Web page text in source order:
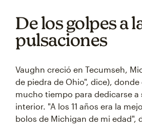
De los golpes a
pulsaciones
Vaughn creció en Tecumseh,
de piedra de Ohio", dice),
mucho tiempo para dedicarse a
interior. "A los 11 años era la
bolos de Michigan de mi edad",